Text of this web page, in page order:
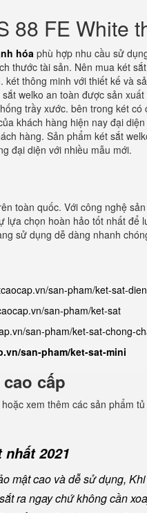
88 FE White
hóa phù hợp nhu cầu sử
thước tài sản. Nên mua két
thông minh với thiết kế và
welko an toàn được sản
trầy xước. bên trong két
khách hàng hiện nay đại
hàng. Sản phẩm két sắt
đại diện với nhiều mẫu mới.
toàn quốc. Với công nghệ
chọn hoàn hảo tốt nhất để
sử dụng dễ dàng nhanh
san-pham/ket-sat-
san-pham/ket-sat
san-pham/ket-sat-chong-
san-pham/ket-sat-mini
cấp
xem thêm các sản phẩm
2021
mật cao và dễ sử dụng,
ra ngay chứ không cần